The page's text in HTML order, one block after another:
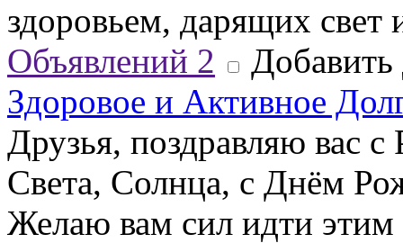
здоровьем, дарящих свет
Объявлений 2
Добавить
Здоровое и Активное
Друзья, поздравляю вас
Света, Солнца, с Днём
Желаю вам сил идти этим